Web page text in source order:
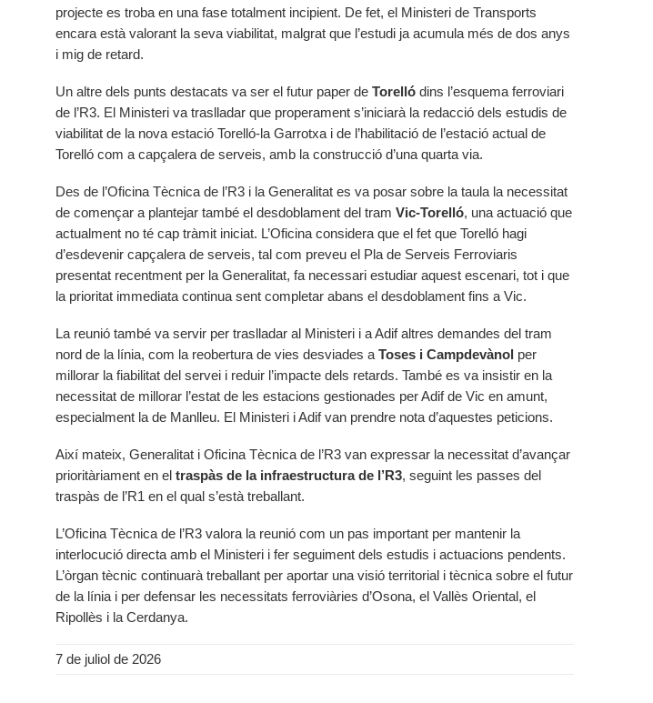
projecte es troba en una fase totalment incipient. De fet, el Ministeri de Transports
encara està valorant la seva viabilitat, malgrat que l’estudi ja acumula més de dos anys
i mig de retard.
Un altre dels punts destacats va ser el futur paper de Torelló dins l’esquema ferroviari
de l’R3. El Ministeri va traslladar que properament s’iniciarà la redacció dels estudis de
viabilitat de la nova estació Torelló-la Garrotxa i de l’habilitació de l’estació actual de
Torelló com a capçalera de serveis, amb la construcció d’una quarta via.
Des de l’Oficina Tècnica de l’R3 i la Generalitat es va posar sobre la taula la necessitat
de començar a plantejar també el desdoblament del tram Vic-Torelló, una actuació que
actualment no té cap tràmit iniciat. L’Oficina considera que el fet que Torelló hagi
d’esdevenir capçalera de serveis, tal com preveu el Pla de Serveis Ferroviaris
presentat recentment per la Generalitat, fa necessari estudiar aquest escenari, tot i que
la prioritat immediata continua sent completar abans el desdoblament fins a Vic.
La reunió també va servir per traslladar al Ministeri i a Adif altres demandes del tram
nord de la línia, com la reobertura de vies desviades a Toses i Campdevànol per
millorar la fiabilitat del servei i reduir l’impacte dels retards. També es va insistir en la
necessitat de millorar l’estat de les estacions gestionades per Adif de Vic en amunt,
especialment la de Manlleu. El Ministeri i Adif van prendre nota d’aquestes peticions.
Així mateix, Generalitat i Oficina Tècnica de l’R3 van expressar la necessitat d’avançar
prioritàriament en el traspàs de la infraestructura de l’R3, seguint les passes del
traspàs de l’R1 en el qual s’està treballant.
L’Oficina Tècnica de l’R3 valora la reunió com un pas important per mantenir la
interlocució directa amb el Ministeri i fer seguiment dels estudis i actuacions pendents.
L’òrgan tècnic continuarà treballant per aportar una visió territorial i tècnica sobre el futur
de la línia i per defensar les necessitats ferroviàries d’Osona, el Vallès Oriental, el
Ripollès i la Cerdanya.
7 de juliol de 2026